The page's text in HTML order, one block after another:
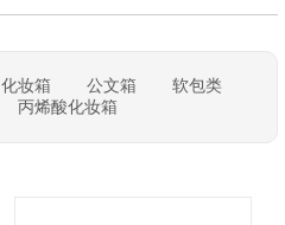
化妆箱 公文箱
软包类
丙烯酸化妆箱